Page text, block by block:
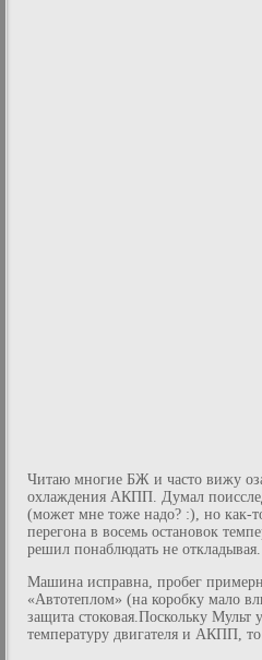
Читаю многие БЖ и часто вижу
охлаждения АКПП. Думал
(может мне тоже надо? :), но как-
перегона в восемь остановок
решил понаблюдать не
Машина исправна, пробег
«Автотеплом» (на коробку мало
защита стоковая.Поскольку Мульт
температуру двигателя и АКПП,